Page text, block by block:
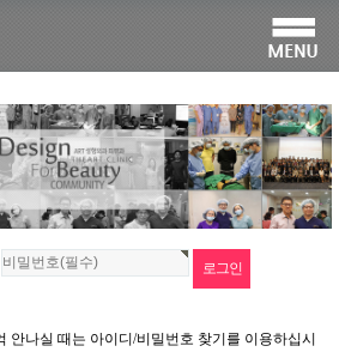
안나실 때는 아이디/비밀번호 찾기를 이용하십시